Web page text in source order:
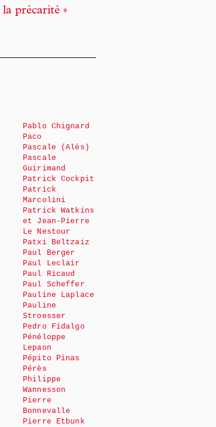
précarité »
Pablo Chignard
Paco
Pascale (Alès)
Pascale
Guirimand
Patrick Cockpit
Patrick
Marcolini
Patrick Watkins
et Jean-Pierre
Le Nestour
Patxi Beltzaiz
Paul Berger
Paul Leclair
Paul Ricaud
Paul Scheffer
Pauline Laplace
Pauline
Stroesser
Pedro Fidalgo
Pénéloppe
Lepaon
Pépito Pinas
Pérès
Philippe
Wannesson
Pierre
Bonnevalle
Pierre Etbunk